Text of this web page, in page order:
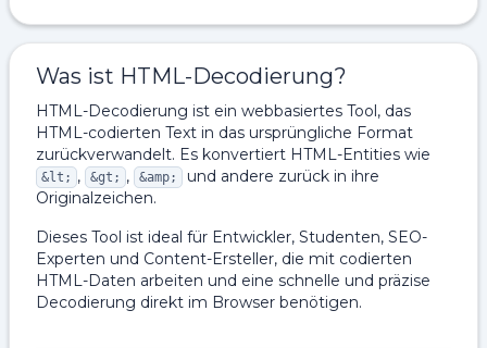
Was ist HTML-Decodierung?
HTML-Decodierung ist ein webbasiertes Tool, das
HTML-codierten Text in das ursprüngliche Format
zurückverwandelt. Es konvertiert HTML-Entities wie
&lt; , &gt; , &amp;
und andere zurück in ihre
Originalzeichen.
Dieses Tool ist ideal für Entwickler, Studenten, SEO-
Experten und Content-Ersteller, die mit codierten
HTML-Daten arbeiten und eine schnelle und präzise
Decodierung direkt im Browser benötigen.